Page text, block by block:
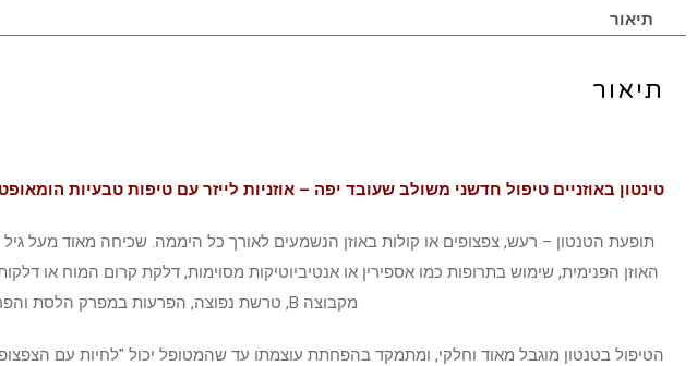
תיאור
תיאור
טינטון באוזניים טיפול חדשני משולב שעובד יפה – אוזניות לייזר עם טיפות טבעיות
האוזן הפנימית, שימוש בתרופות כמו אספירין או אנטיביוטיקות מסוימות, דלקת קרום המוח או
מקבוצה B, טרשת נפוצה, הפרעות במפרק הלסת והפרעות נפשיות כמו דיכאון וחרדה.
הטיפול בטנטון מוגבל מאוד וחלקי, ומתמקד בהפחתת עוצמתו עד שהמטופל יכול "לחיות עם